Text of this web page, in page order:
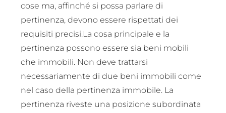
cose ma, affinché si possa parlare di
pertinenza, devono essere rispettati dei
requisiti precisi.La cosa principale e la
pertinenza possono essere sia beni mobili
che immobili. Non deve trattarsi
necessariamente di due beni immobili come
nel caso della pertinenza immobile. La
pertinenza riveste una posizione subordinata